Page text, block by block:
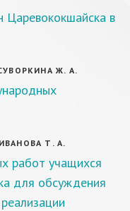
Царевококшайска в
Ж. А.
Т. А.
работ учащихся
для обсуждения